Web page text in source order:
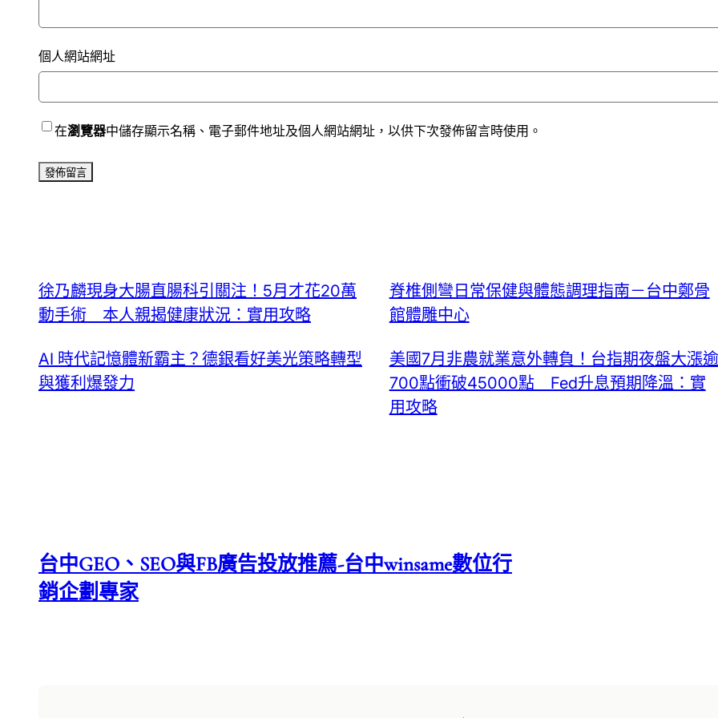
個人網站網址
在瀏覽器中儲存顯示名稱、電子郵件地址及個人網站網址，以供下次發佈留言時使用。
徐乃麟現身大腸直腸科引關注！5月才花20萬
動手術 本人親揭健康狀況：實用攻略
脊椎側彎日常保健與體態調理指南－台中鄭骨
館體雕中心
AI 時代記憶體新霸主？德銀看好美光策略轉型
與獲利爆發力
美國7月非農就業意外轉負！台指期夜盤大漲逾
700點衝破45000點 Fed升息預期降溫：實
用攻略
台中GEO、SEO與FB廣告投放推薦-台中winsame數位行
銷企劃專家